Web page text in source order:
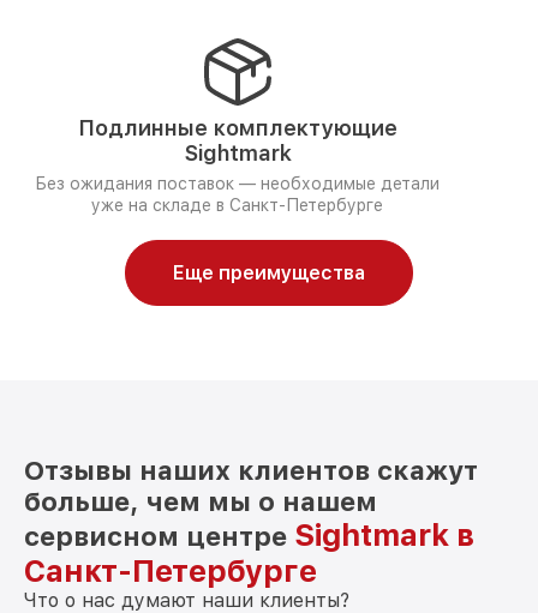
Подлинные комплектующие
Sightmark
Без ожидания поставок — необходимые детали
уже на складе в Санкт-Петербурге
Еще преимущества
Отзывы наших клиентов скажут
больше, чем мы о нашем
сервисном центре Sightmark в
Санкт-Петербурге
Что о нас думают наши клиенты?